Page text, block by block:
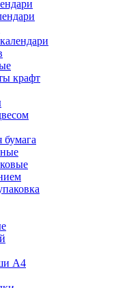
крафт
бумага
А4